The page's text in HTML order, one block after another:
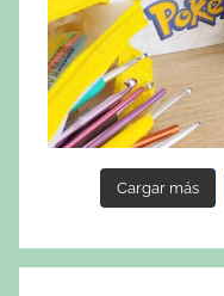
Cargar más